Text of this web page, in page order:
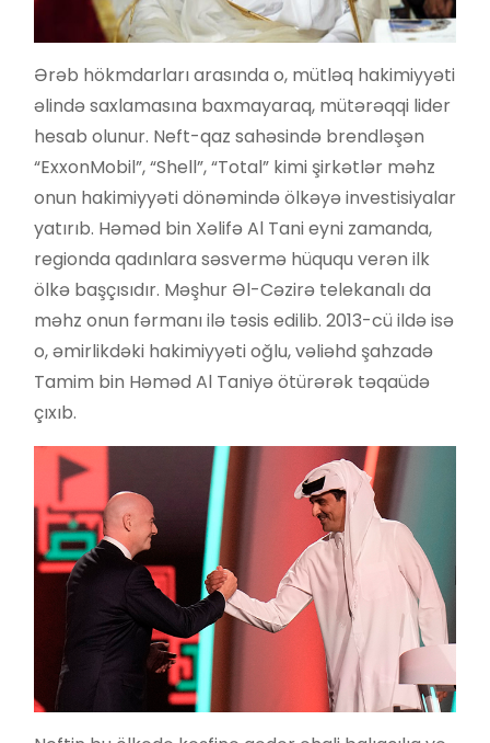
Ərəb hökmdarları arasında o, mütləq hakimiyyəti
əlində saxlamasına baxmayaraq, mütərəqqi lider
hesab olunur. Neft-qaz sahəsində brendləşən
“ExxonMobil”, “Shell”, “Total” kimi şirkətlər məhz
onun hakimiyyəti dönəmində ölkəyə investisiyalar
yatırıb. Həməd bin Xəlifə Al Tani eyni zamanda,
regionda qadınlara səsvermə hüququ verən ilk
ölkə başçısıdır. Məşhur Əl-Cəzirə telekanalı da
məhz onun fərmanı ilə təsis edilib. 2013-cü ildə isə
o, əmirlikdəki hakimiyyəti oğlu, vəliəhd şahzadə
Tamim bin Həməd Al Taniyə ötürərək təqaüdə
çıxıb.